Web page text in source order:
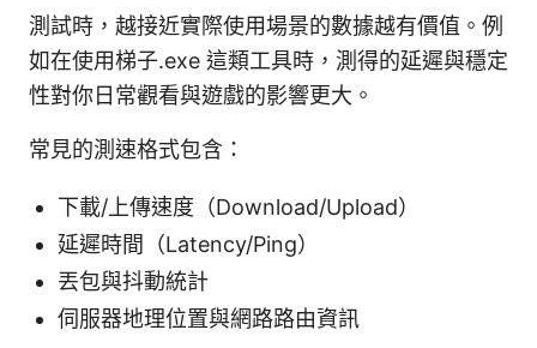
測試時，越接近實際使用場景的數據越有價值。例
如在使用梯子.exe 這類工具時，測得的延遲與穩定
性對你日常觀看與遊戲的影響更大。
常見的測速格式包含：
下載/上傳速度（Download/Upload）
延遲時間（Latency/Ping）
丟包與抖動統計
伺服器地理位置與網路路由資訊